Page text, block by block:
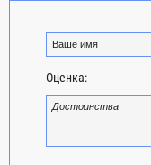
Оценка: